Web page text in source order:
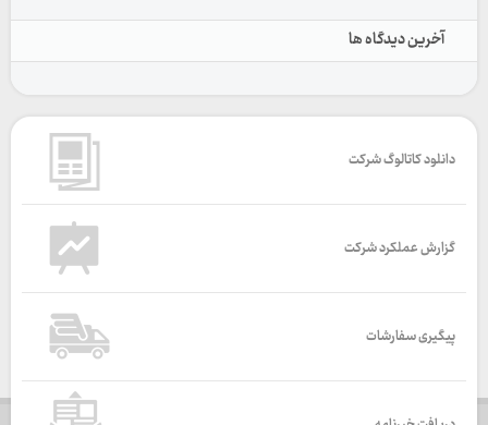
آخرین دیدگاه ها
دانلود کاتالوگ شرکت
گزارش عملکرد شرکت
پیگیری سفارشات